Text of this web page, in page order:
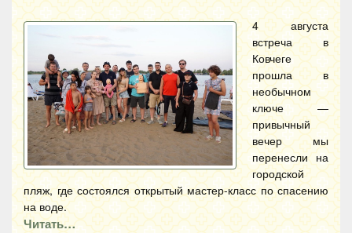
4 августа
встреча в
Ковчеге
прошла в
необычном
ключе —
привычный
вечер мы
перенесли на
городской
пляж, где состоялся открытый мастер-класс по спасению
на воде.
Читать…